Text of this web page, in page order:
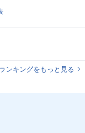
ンキングをもっと見る